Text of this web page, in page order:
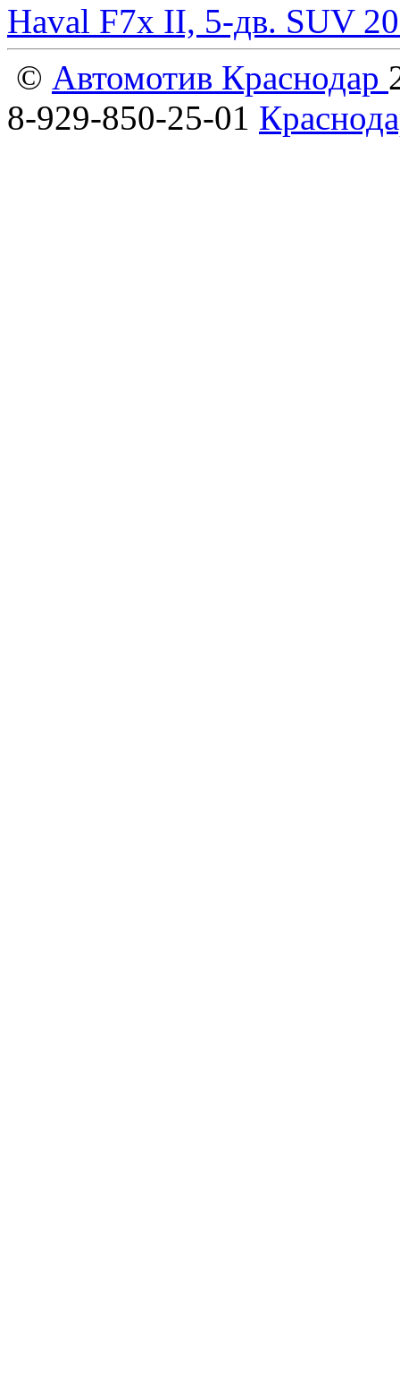
Haval F7x II, 5-дв. SUV
© Автомотив Краснодар
8-929-850-25-01